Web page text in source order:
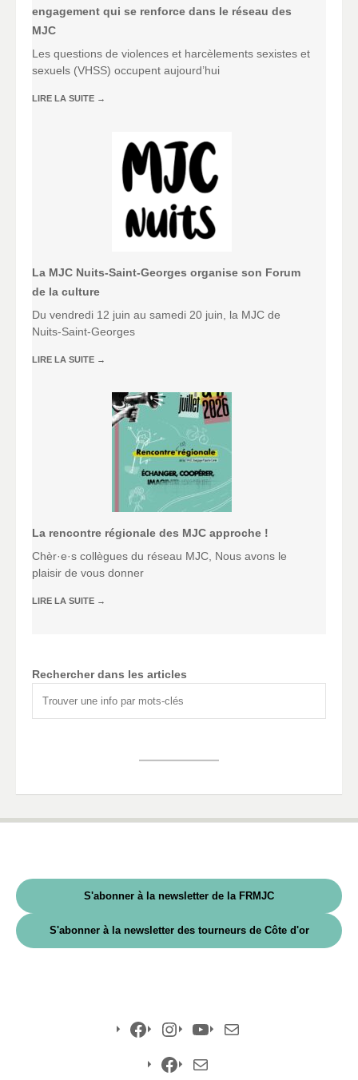
engagement qui se renforce dans le réseau des
MJC
Les questions de violences et harcèlements sexistes et
sexuels (VHSS) occupent aujourd’hui
LIRE LA SUITE →
La MJC Nuits-Saint-Georges organise son Forum
de la culture
Du vendredi 12 juin au samedi 20 juin, la MJC de
Nuits-Saint-Georges
LIRE LA SUITE →
La rencontre régionale des MJC approche !
Chèr·e·s collègues du réseau MJC, Nous avons le
plaisir de vous donner
LIRE LA SUITE →
Rechercher dans les articles
S'abonner à la newsletter de la FRMJC
S'abonner à la newsletter des tourneurs de Côte d'or
Facebook